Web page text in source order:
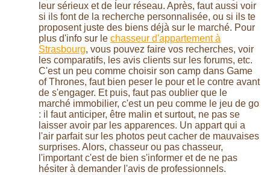
leur sérieux et de leur réseau. Après, faut aussi voir
si ils font de la recherche personnalisée, ou si ils te
proposent juste des biens déjà sur le marché. Pour
plus d'info sur le chasseur d'appartement à
Strasbourg, vous pouvez faire vos recherches, voir
les comparatifs, les avis clients sur les forums, etc.
C'est un peu comme choisir son camp dans Game
of Thrones, faut bien peser le pour et le contre avant
de s'engager. Et puis, faut pas oublier que le
marché immobilier, c'est un peu comme le jeu de go
: il faut anticiper, être malin et surtout, ne pas se
laisser avoir par les apparences. Un appart qui a
l'air parfait sur les photos peut cacher de mauvaises
surprises. Alors, chasseur ou pas chasseur,
l'important c'est de bien s'informer et de ne pas
hésiter à demander l'avis de professionnels.